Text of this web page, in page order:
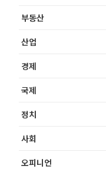
부동산
산업
경제
국제
정치
사회
오피니언